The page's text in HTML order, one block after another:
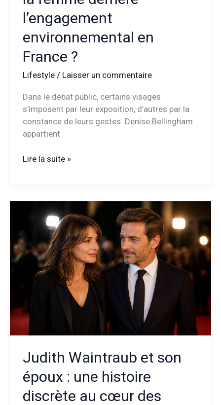
l’engagement
environnemental en
France ?
Lifestyle/ Laisser un commentaire
Dans le débat public, certains visages
s’imposent par leur exposition, d’autres par la
constance de leurs gestes. Denise Bellingham
appartient
Denise
femme
derrière
l’engagement
environnemental
?
Lire la suite »
Judith Waintraub et son
époux : une histoire
discrète au cœur des